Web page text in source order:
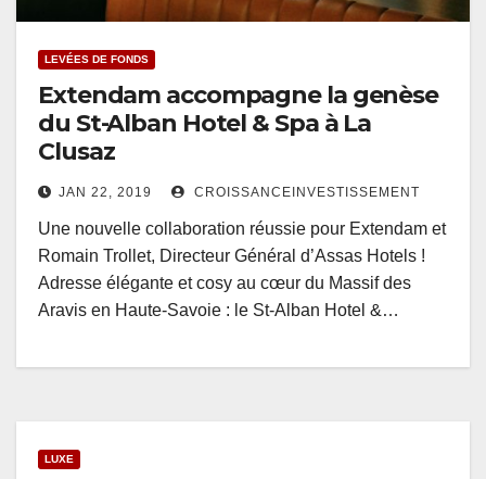
LEVÉES DE FONDS
Extendam accompagne la genèse
du St-Alban Hotel & Spa à La
Clusaz
JAN 22, 2019 CROISSANCEINVESTISSEMENT
Une nouvelle collaboration réussie pour Extendam et
Romain Trollet, Directeur Général d’Assas Hotels !
Adresse élégante et cosy au cœur du Massif des
Aravis en Haute-Savoie : le St-Alban Hotel &…
LUXE